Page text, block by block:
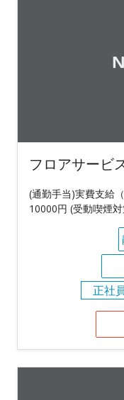
フロアサービ
(通勤手当)実費支給
10000円 (受動喫煙
正社